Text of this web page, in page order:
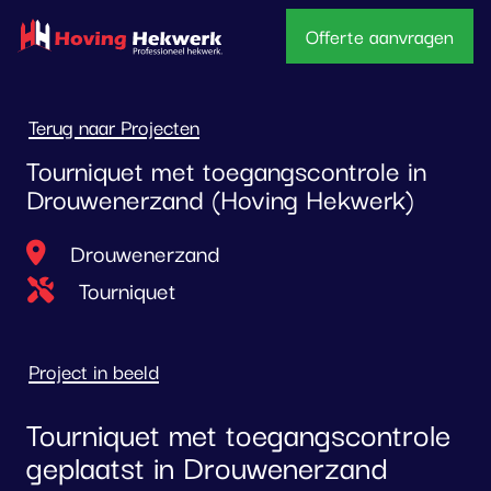
overslaan
Offerte aanvragen
Terug naar Projecten
Tourniquet met toegangscontrole in
Drouwenerzand (Hoving Hekwerk)
Locatie
Drouwenerzand
Type project
Tourniquet
Project in beeld
Tourniquet met toegangscontrole
geplaatst in Drouwenerzand